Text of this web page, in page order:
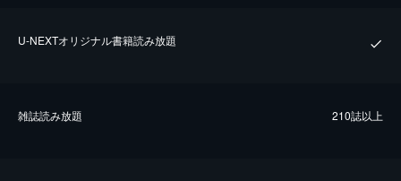
U-NEXTオリジナル書籍読み放題
雑誌読み放題 210誌以上